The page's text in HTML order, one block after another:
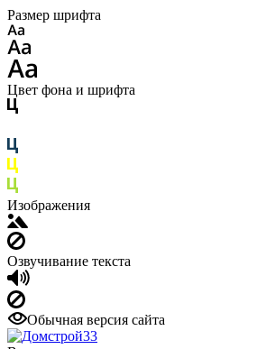
Размер шрифта
Цвет фона и шрифта
Изображения
Озвучивание текста
Обычная версия сайта